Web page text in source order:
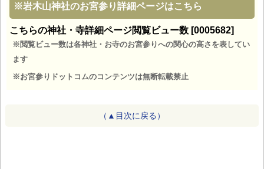
※岩木山神社のお宮参り詳細ページはこちら
こちらの神社・寺詳細ページ閲覧ビュー数 [0005682]
※閲覧ビュー数は各神社・お寺のお宮参りへの関心の高さを表してい
ます
※お宮参りドットコムのコンテンツは無断転載禁止
（▲目次に戻る）